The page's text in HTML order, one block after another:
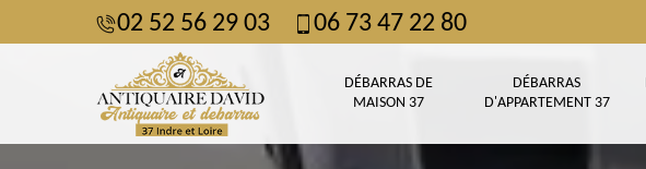
02 52 56 29 03 06 73 47 22 80
DÉBARRAS DE
MAISON 37
DÉBARRAS
D'APPARTEMENT 37